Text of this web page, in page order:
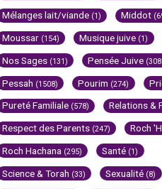
Mélanges lait/viande (1) Middot
Moussar (154) Musique juive (1)
Nos Sages (131) Pensée Juive
Pessah (1508) Pourim (274)
Pureté Familiale (578) Relations &
Respect des Parents (247) Roch
Roch Hachana (295) Santé (1)
Science & Torah (33) Sexualité (8)